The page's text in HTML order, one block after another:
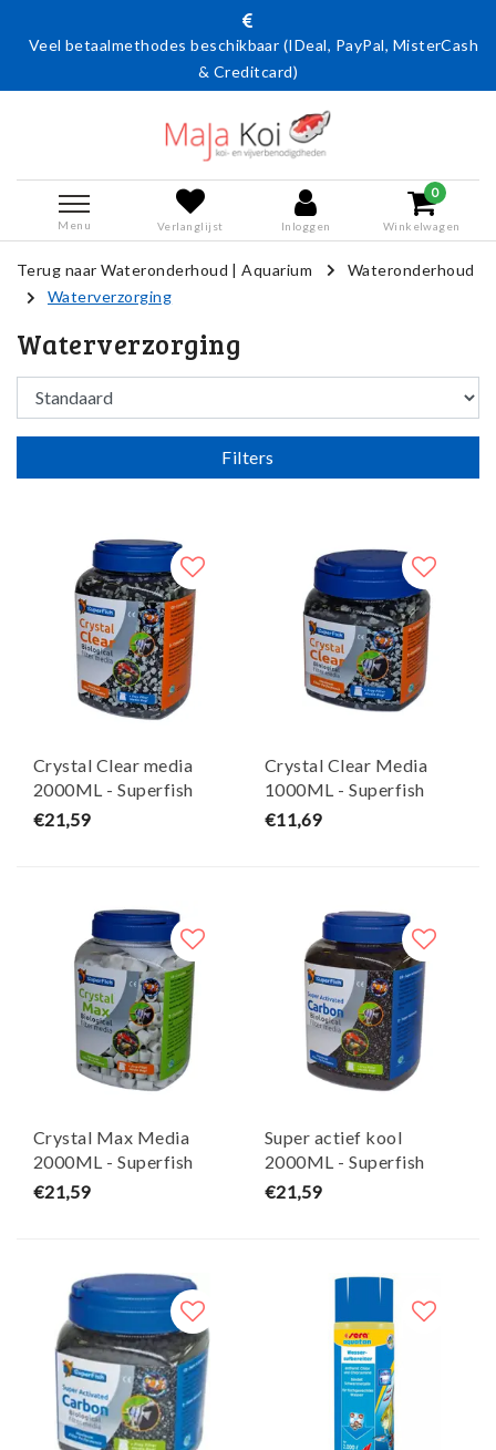
beschikbaar (IDeal, PayPal, MisterCash
Actie:
Menu Verlanglijst Inloggen
0
Winkelwagen
Terug naar Wateronderhoud |Aquarium
Wateronderhoud
Waterverzorging
Waterverzorging
Filters
Crystal Clear media
2000ML - Superfish
€21,59
Crystal Clear Media
1000ML - Superfish
€11,69
Crystal Max Media
2000ML - Superfish
€21,59
Super actief kool
2000ML - Superfish
€21,59